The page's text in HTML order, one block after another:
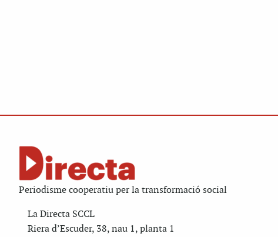
Periodisme cooperatiu per la transformació social
La Directa SCCL
Riera d’Escuder, 38, nau 1, planta 1